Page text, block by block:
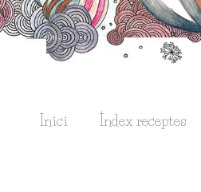
Inici Índex receptes